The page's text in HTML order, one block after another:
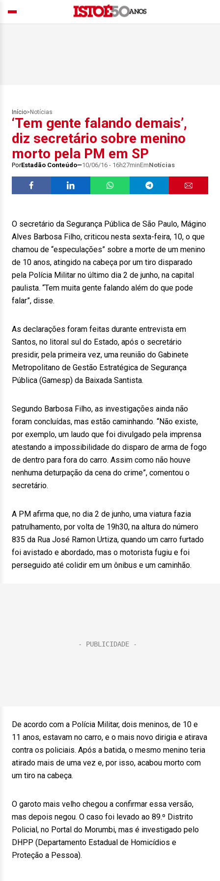
Início> Notícias
‘Tem gente falando demais’,
diz secretário sobre menino
morto pela PM em SP
PorEstadão Conteúdo 10/06/16 - 16h27minEmNotícias
O secretário da Segurança Pública de São Paulo, Mágino
Alves Barbosa Filho, criticou nesta sexta-feira, 10, o que
chamou de “especulações” sobre a morte de um menino
de 10 anos, atingido na cabeça por um tiro disparado
pela Polícia Militar no último dia 2 de junho, na capital
paulista. “Tem muita gente falando além do que pode
falar”, disse.
As declarações foram feitas durante entrevista em
Santos, no litoral sul do Estado, após o secretário
presidir, pela primeira vez, uma reunião do Gabinete
Metropolitano de Gestão Estratégica de Segurança
Pública (Gamesp) da Baixada Santista.
Segundo Barbosa Filho, as investigações ainda não
foram concluídas, mas estão caminhando. “Não existe,
por exemplo, um laudo que foi divulgado pela imprensa
atestando a impossibilidade do disparo de arma de fogo
de dentro para fora do carro. Assim como não houve
nenhuma deturpação da cena do crime”, comentou o
secretário.
A PM afirma que, no dia 2 de junho, uma viatura fazia
patrulhamento, por volta de 19h30, na altura do número
835 da Rua José Ramon Urtiza, quando um carro furtado
foi avistado e abordado, mas o motorista fugiu e foi
perseguido até colidir em um ônibus e um caminhão.
De acordo com a Polícia Militar, dois meninos, de 10 e
11 anos, estavam no carro, e o mais novo dirigia e atirava
contra os policiais. Após a batida, o mesmo menino teria
atirado mais de uma vez e, por isso, acabou morto com
um tiro na cabeça.
O garoto mais velho chegou a confirmar essa versão,
mas depois negou. O caso foi levado ao 89.º Distrito
Policial, no Portal do Morumbi, mas é investigado pelo
DHPP (Departamento Estadual de Homicídios e
Proteção a Pessoa).